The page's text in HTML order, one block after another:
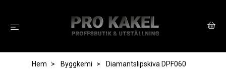
Hem Byggkemi Diamantslipskiva DPF060